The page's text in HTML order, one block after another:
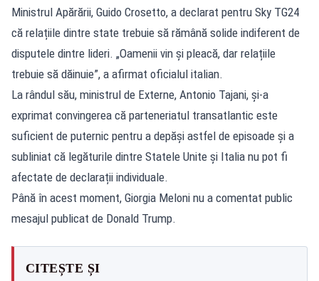
Ministrul Apărării, Guido Crosetto, a declarat pentru Sky TG24
că relațiile dintre state trebuie să rămână solide indiferent de
disputele dintre lideri. „Oamenii vin și pleacă, dar relațiile
trebuie să dăinuie”, a afirmat oficialul italian.
La rândul său, ministrul de Externe, Antonio Tajani, și-a
exprimat convingerea că parteneriatul transatlantic este
suficient de puternic pentru a depăși astfel de episoade și a
subliniat că legăturile dintre Statele Unite și Italia nu pot fi
afectate de declarații individuale.
Până în acest moment, Giorgia Meloni nu a comentat public
mesajul publicat de Donald Trump.
CITEȘTE ȘI